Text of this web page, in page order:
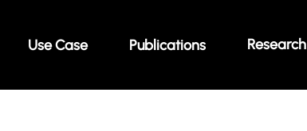
Use Case Publications Research